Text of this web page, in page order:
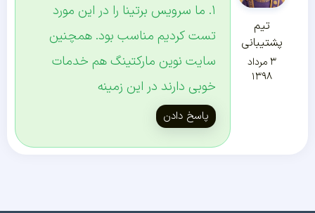
تیم
پشتیبانی
۳ مرداد
۱۳۹۸
۱. ما سرویس برتینا را در این مورد
تست کردیم مناسب بود. همچنین
سایت نوین مارکتینگ هم خدمات
خوبی دارند در این زمینه
پاسخ دادن